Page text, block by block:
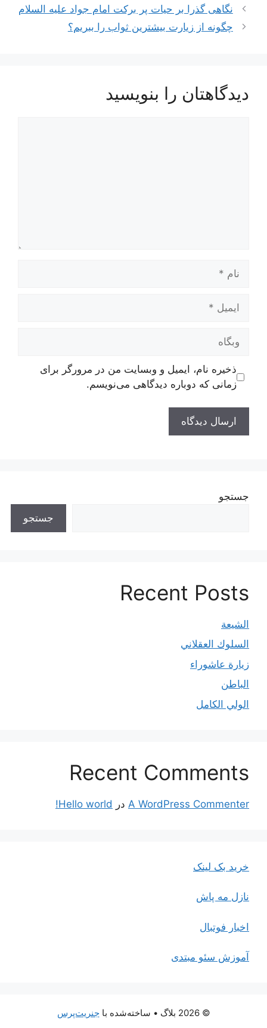
ناوبری
نوشته‌ها
نگاهی گذرا بر حیات پر برکت امام جواد علیه السلام
چگونه از زیارت بیشترین ثواب را ببریم؟
دیدگاهتان را بنویسید
ایمیل
وبگاه
ذخیره نام، ایمیل و وبسایت من در مرورگر برای
زمانی که دوباره دیدگاهی می‌نویسم.
جستجو
جستجو
Recent Posts
الشيعة
السلوك العقلاني
زيارة عاشوراء
الباطن
الولي الكامل
Recent Comments
A WordPress Commenter در Hello world!
خرید بک لینک
نازل مه پاش
اخبار فوتبال
آموزش سئو مبتدی
© 2026 بلاگ • ساخته‌شده باجنریت‌پرس